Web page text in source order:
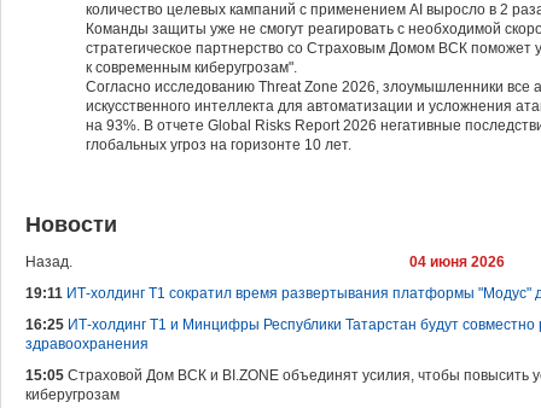
количество целевых кампаний с применением AI выросло в 2
Команды защиты уже не смогут реагировать с необходимой
стратегическое партнерство со Страховым Домом ВСК поможет
к современным киберугрозам".
Согласно исследованию Threat Zone 2026, злоумышленники все
искусственного интеллекта для автоматизации и усложнения
на 93%. В отчете Global Risks Report 2026 негативные
глобальных угроз на горизонте 10 лет.
Новости
Назад.
04 июня 2026
19:11 ИТ-холдинг Т1 сократил время развертывания платформы "Модус"
16:25 ИТ-холдинг Т1 и Минцифры Республики Татарстан будут
здравоохранения
15:05 Страховой Дом ВСК и BI.ZONE объединят усилия, чтобы повысить
киберугрозам